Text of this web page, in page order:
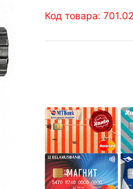
Код товара: